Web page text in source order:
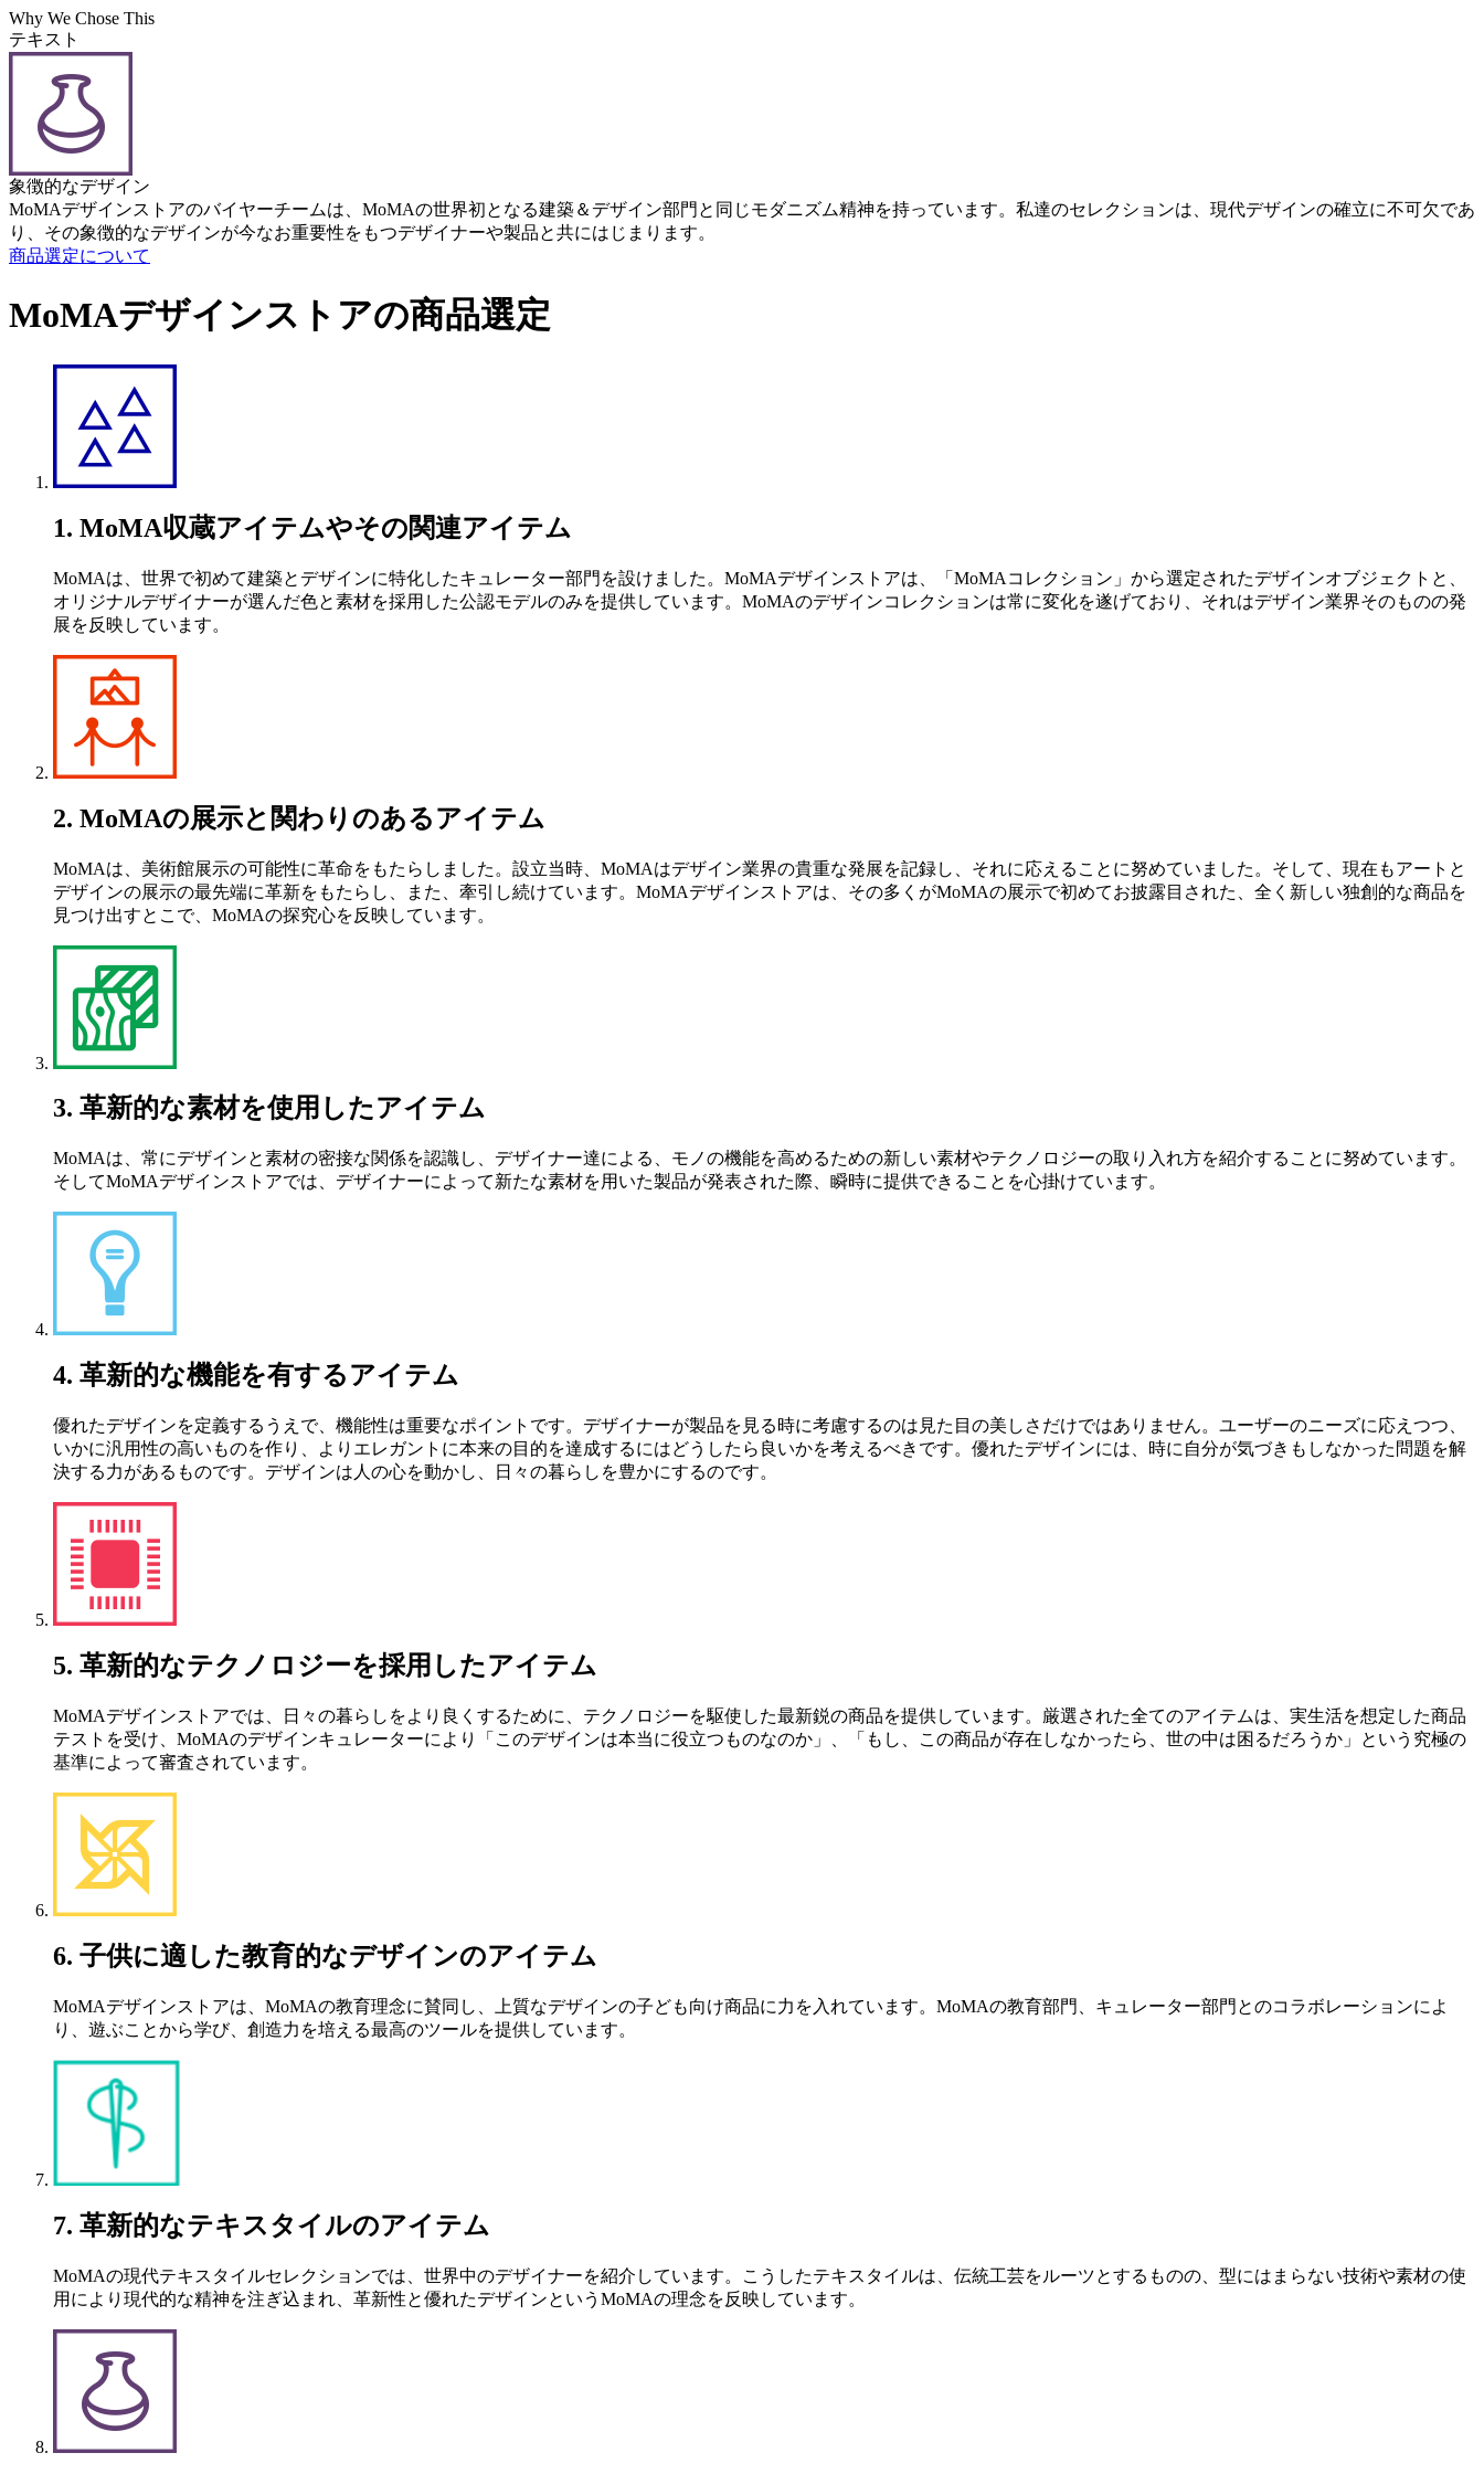
Why We Chose This
テキスト
象徴的なデザイン
MoMAデザインストアのバイヤーチームは、MoMAの世界初となる建築＆デザイン部門と同じモダニズム精神を持っています。私達のセレクションは、現代デザインの確立に不可欠であ
り、その象徴的なデザインが今なお重要性をもつデザイナーや製品と共にはじまります。
商品選定について
MoMAデザインストアの商品選定
1. MoMA収蔵アイテムやその関連アイテム
MoMAは、世界で初めて建築とデザインに特化したキュレーター部門を設けました。MoMAデザインストアは、「MoMAコレクション」から選定されたデザインオブジェクトと、
オリジナルデザイナーが選んだ色と素材を採用した公認モデルのみを提供しています。MoMAのデザインコレクションは常に変化を遂げており、それはデザイン業界そのものの発
展を反映しています。
2. MoMAの展示と関わりのあるアイテム
MoMAは、美術館展示の可能性に革命をもたらしました。設立当時、MoMAはデザイン業界の貴重な発展を記録し、それに応えることに努めていました。そして、現在もアートと
デザインの展示の最先端に革新をもたらし、また、牽引し続けています。MoMAデザインストアは、その多くがMoMAの展示で初めてお披露目された、全く新しい独創的な商品を
見つけ出すとこで、MoMAの探究心を反映しています。
3. 革新的な素材を使用したアイテム
MoMAは、常にデザインと素材の密接な関係を認識し、デザイナー達による、モノの機能を高めるための新しい素材やテクノロジーの取り入れ方を紹介することに努めています。
そしてMoMAデザインストアでは、デザイナーによって新たな素材を用いた製品が発表された際、瞬時に提供できることを心掛けています。
4. 革新的な機能を有するアイテム
優れたデザインを定義するうえで、機能性は重要なポイントです。デザイナーが製品を見る時に考慮するのは見た目の美しさだけではありません。ユーザーのニーズに応えつつ、
いかに汎用性の高いものを作り、よりエレガントに本来の目的を達成するにはどうしたら良いかを考えるべきです。優れたデザインには、時に自分が気づきもしなかった問題を解
決する力があるものです。デザインは人の心を動かし、日々の暮らしを豊かにするのです。
5. 革新的なテクノロジーを採用したアイテム
MoMAデザインストアでは、日々の暮らしをより良くするために、テクノロジーを駆使した最新鋭の商品を提供しています。厳選された全てのアイテムは、実生活を想定した商品
テストを受け、MoMAのデザインキュレーターにより「このデザインは本当に役立つものなのか」、「もし、この商品が存在しなかったら、世の中は困るだろうか」という究極の
基準によって審査されています。
6. 子供に適した教育的なデザインのアイテム
MoMAデザインストアは、MoMAの教育理念に賛同し、上質なデザインの子ども向け商品に力を入れています。MoMAの教育部門、キュレーター部門とのコラボレーションによ
り、遊ぶことから学び、創造力を培える最高のツールを提供しています。
7. 革新的なテキスタイルのアイテム
MoMAの現代テキスタイルセレクションでは、世界中のデザイナーを紹介しています。こうしたテキスタイルは、伝統工芸をルーツとするものの、型にはまらない技術や素材の使
用により現代的な精神を注ぎ込まれ、革新性と優れたデザインというMoMAの理念を反映しています。